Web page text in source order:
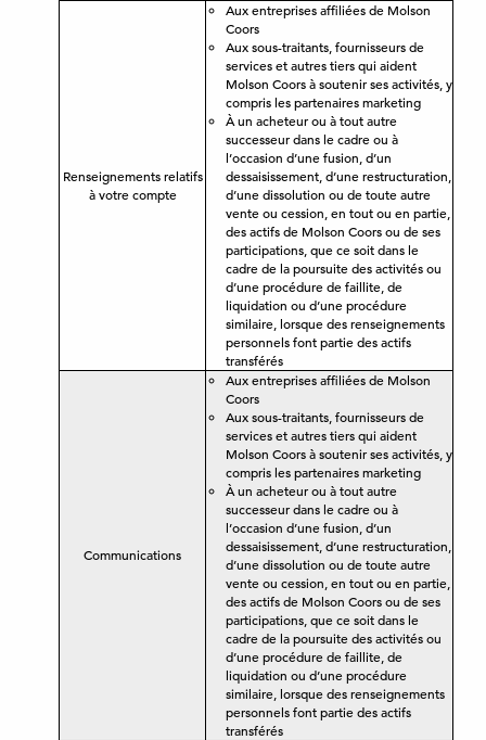
Renseignements relatifs
à votre compte
Aux entreprises affiliées de Molson
Coors
Aux sous-traitants, fournisseurs de
services et autres tiers qui aident
Molson Coors à soutenir ses activités, y
compris les partenaires marketing
À un acheteur ou à tout autre
successeur dans le cadre ou à
l’occasion d’une fusion, d’un
dessaisissement, d’une restructuration,
d’une dissolution ou de toute autre
vente ou cession, en tout ou en partie,
des actifs de Molson Coors ou de ses
participations, que ce soit dans le
cadre de la poursuite des activités ou
d’une procédure de faillite, de
liquidation ou d’une procédure
similaire, lorsque des renseignements
personnels font partie des actifs
transférés
Communications
Aux entreprises affiliées de Molson
Coors
Aux sous-traitants, fournisseurs de
services et autres tiers qui aident
Molson Coors à soutenir ses activités, y
compris les partenaires marketing
À un acheteur ou à tout autre
successeur dans le cadre ou à
l’occasion d’une fusion, d’un
dessaisissement, d’une restructuration,
d’une dissolution ou de toute autre
vente ou cession, en tout ou en partie,
des actifs de Molson Coors ou de ses
participations, que ce soit dans le
cadre de la poursuite des activités ou
d’une procédure de faillite, de
liquidation ou d’une procédure
similaire, lorsque des renseignements
personnels font partie des actifs
transférés